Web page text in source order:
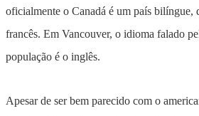
oficialmente o Canadá é um país bilíngue,
francês. Em Vancouver, o idioma falado
população é o inglês.
Apesar de ser bem parecido com o